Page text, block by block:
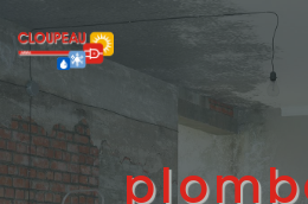
Panneau de gestion des cookies